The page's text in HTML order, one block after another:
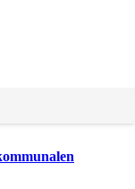
und EEG